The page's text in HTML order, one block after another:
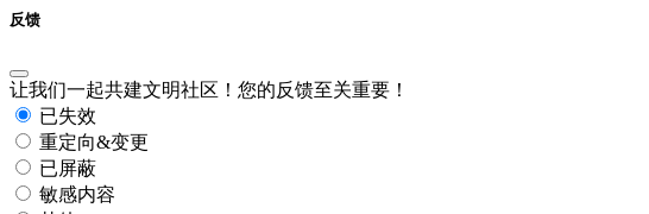
反馈
让我们一起共建文明社区！您的反馈至关重要！
已失效
重定向&变更
已屏蔽
敏感内容